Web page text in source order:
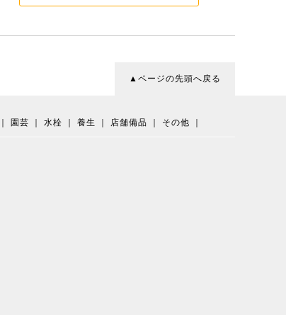
▲ページの先頭へ戻る
園芸 水栓 養生 店舗備品 その他